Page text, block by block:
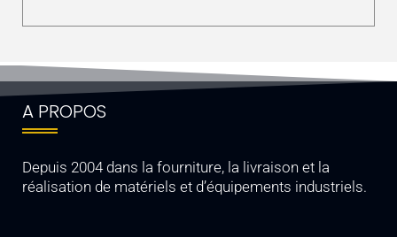
A PROPOS
Depuis 2004 dans la fourniture, la livraison et la
réalisation de matériels et d’équipements industriels.